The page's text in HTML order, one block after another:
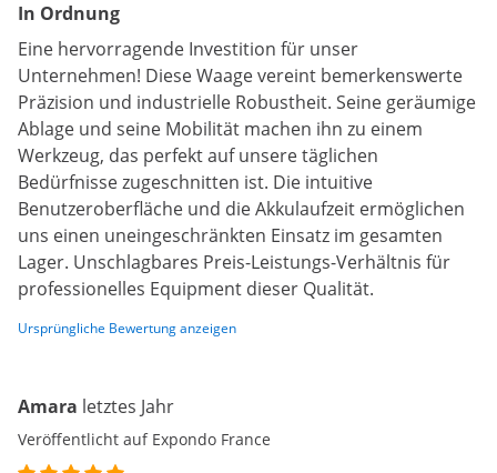
In Ordnung
Eine hervorragende Investition für unser
Unternehmen! Diese Waage vereint bemerkenswerte
Präzision und industrielle Robustheit. Seine geräumige
Ablage und seine Mobilität machen ihn zu einem
Werkzeug, das perfekt auf unsere täglichen
Bedürfnisse zugeschnitten ist. Die intuitive
Benutzeroberfläche und die Akkulaufzeit ermöglichen
uns einen uneingeschränkten Einsatz im gesamten
Lager. Unschlagbares Preis-Leistungs-Verhältnis für
professionelles Equipment dieser Qualität.
Ursprüngliche Bewertung anzeigen
Amara letztes Jahr
Veröffentlicht auf Expondo France